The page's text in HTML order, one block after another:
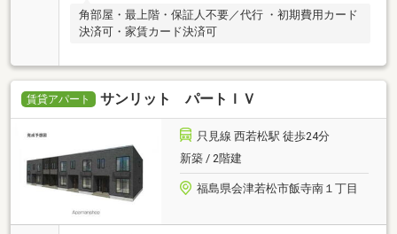
角部屋・最上階・保証人不要／代行 ・初期費用カード
決済可・家賃カード決済可
賃貸アパート サンリット パートＩＶ
只見線 西若松駅 徒歩24分
新築 / 2階建
福島県会津若松市飯寺南１丁目